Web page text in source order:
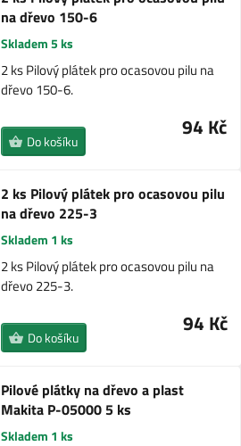
na dřevo 150-6
Skladem 5 ks
2 ks Pilový plátek pro ocasovou pilu na
dřevo 150-6.
94 Kč
Do košíku
2 ks Pilový plátek pro ocasovou pilu
na dřevo 225-3
Skladem 1 ks
2 ks Pilový plátek pro ocasovou pilu na
dřevo 225-3.
94 Kč
Do košíku
Pilové plátky na dřevo a plast
Makita P-05000 5 ks
Skladem 1 ks